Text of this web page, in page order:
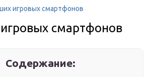
игровых смартфонов
смартфонов
Содержание: